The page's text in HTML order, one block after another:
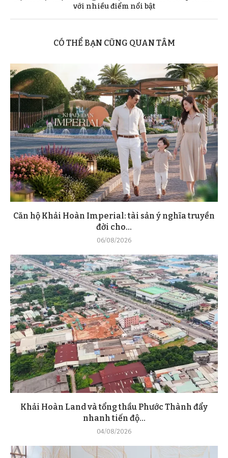
với nhiều điểm nổi bật
CÓ THỂ BẠN CŨNG QUAN TÂM
Căn hộ Khải Hoàn Imperial: tài sản ý nghĩa truyền
đời cho...
06/08/2026
Khải Hoàn Land và tổng thầu Phước Thành đẩy
nhanh tiến độ...
04/08/2026